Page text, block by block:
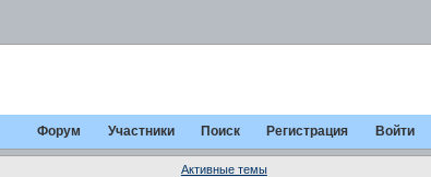
Форум Участники Поиск Регистрация Войти
Активные темы